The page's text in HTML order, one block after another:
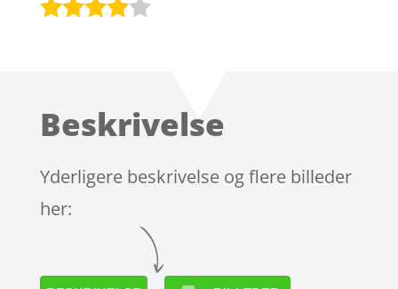
på
ømmels
er
Beskrivelse
Yderligere beskrivelse og flere billeder
her: